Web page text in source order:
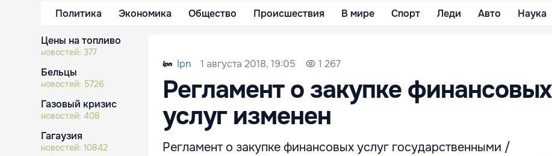
Политика Экономика Общество Происшествия В мире Спорт Леди Авто Наука
Цены на топливо
новостей: 377
Бельцы
новостей: 5726
Газовый кризис
новостей: 408
Гагаузия
новостей: 10842
Ipn 1 августа 2018, 19:05 1 267
Регламент о закупке финансовых
услуг изменен
Регламент о закупке финансовых услуг государственными /